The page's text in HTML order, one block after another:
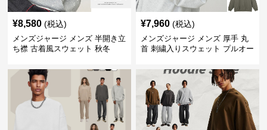
¥8,580 (税込)
メンズジャージ メンズ 半開き立
ち襟 古着風スウェット 秋冬
¥7,960 (税込)
メンズジャージ メンズ 厚手 丸
首 刺繍入りスウェット プルオー